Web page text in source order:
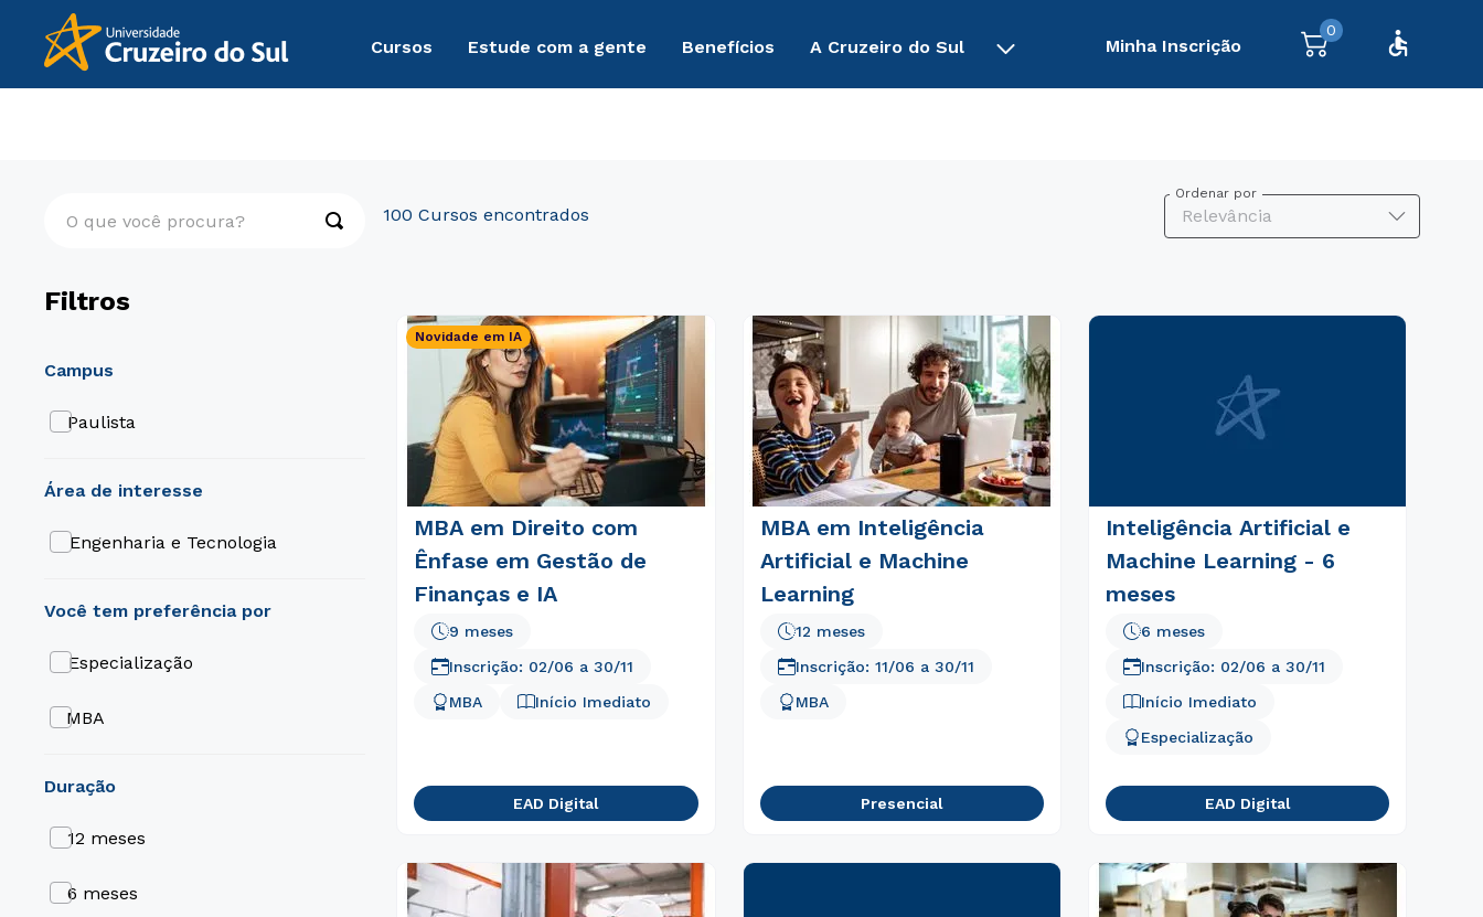
Cursos Estude com a gente Benefícios A Cruzeiro do Sul Minha Inscrição
0
Filtros
área de interesse
Engenharia e Tecnologia
campus
Paulista
duração
12 meses
6 meses
Especialização
MBA
100
Ordenar por
Relevância
Novidade em IA
MBA em Direito com
Ênfase em Gestão de
Finanças e IA
MBA
9 meses
Início Imediato
Inscrição: 02/06 a 30/11
EAD Digital
MBA em Inteligência
Artificial e Machine
Learning
12 meses
MBA
Inscrição: 11/06 a 30/11
Presencial
Inteligência Artificial e
Machine Learning - 6
meses
Início Imediato
Especialização
6 meses
Inscrição: 02/06 a 30/11
EAD Digital